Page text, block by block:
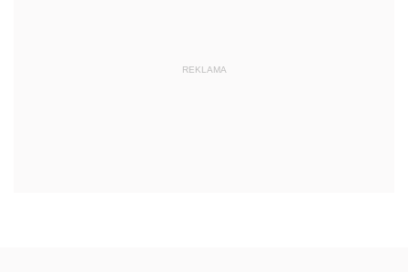
REKLAMA